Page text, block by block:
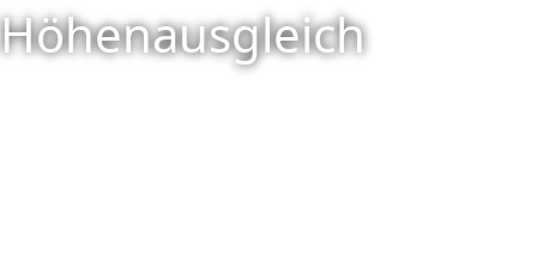
Höhenausgleich